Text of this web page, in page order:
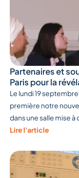
Partenaires et
Paris pour la
Le lundi 19
première notre
dans une salle mise
Lire l'article